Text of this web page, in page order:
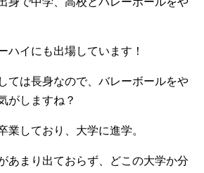
ハイにも出場しています！
ては長身なので、バレーボールをや
がしますね？
業しており、大学に進学。
あまり出ておらず、どこの大学か分